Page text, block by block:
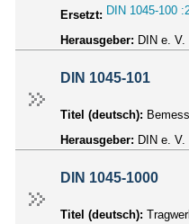
Ersetzt: DIN 1045-100
Herausgeber: DIN e. V.
DIN 1045-101
Titel (deutsch):
Herausgeber: DIN e. V.
DIN 1045-1000
Titel (deutsch):